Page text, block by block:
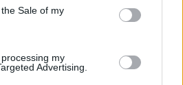
and store information including but
usage behaviour. You may click to
Google and its third-party tags to
Sale of my
my
Advertising.